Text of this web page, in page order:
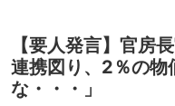
【要人発言】官房
連携図り、2％の物
な・・・」